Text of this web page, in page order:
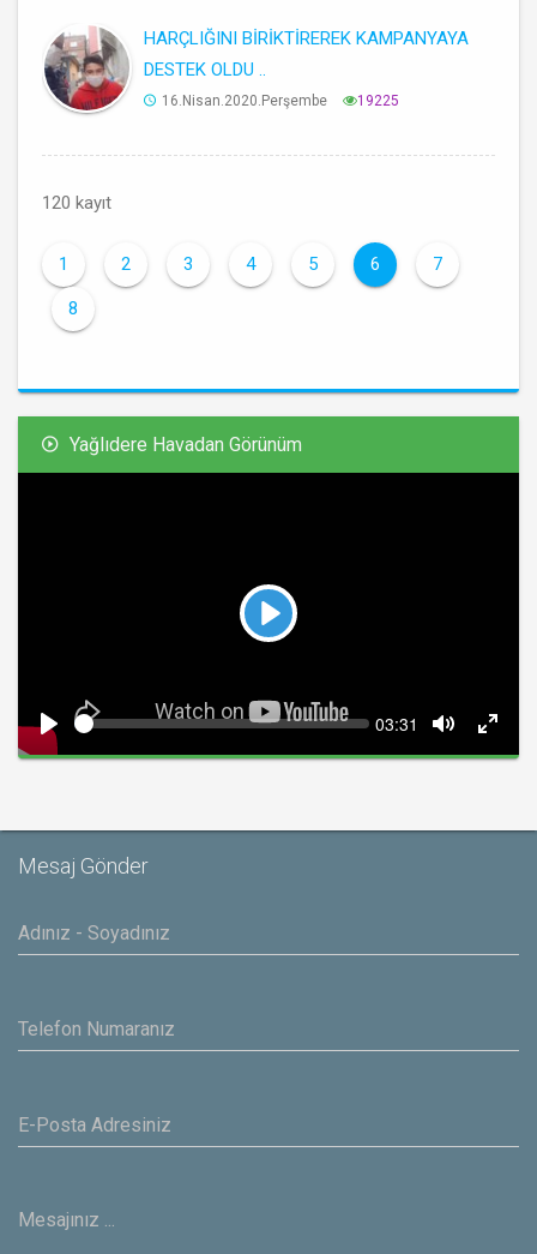
HARÇLIĞINI BİRİKTİREREK KAMPANYAYA
DESTEK OLDU ..
16.Nisan.2020.Perşembe 19225
120 kayıt
1 2 3 4 5 6 7
8
Yağlıdere Havadan Görünüm
Play
Play
Seek Current
03:31
Mute
Mesaj Gönder